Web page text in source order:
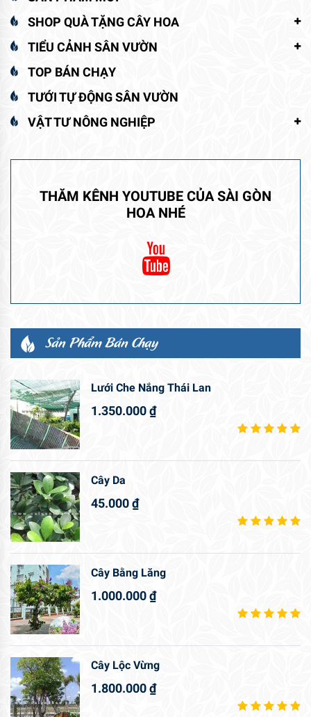
SHOP QUÀ TẶNG CÂY HOA
TIỂU CẢNH SÂN VƯỜN
TOP BÁN CHẠY
TƯỚI TỰ ĐỘNG SÂN VƯỜN
VẬT TƯ NÔNG NGHIỆP
THĂM KÊNH YOUTUBE CỦA SÀI GÒN
HOA NHÉ
Sản Phẩm Bán Chạy
Lưới Che Nắng Thái Lan
1.350.000₫
Cây Da
45.000₫
Cây Bằng Lăng
1.000.000₫
Cây Lộc Vừng
1.800.000₫